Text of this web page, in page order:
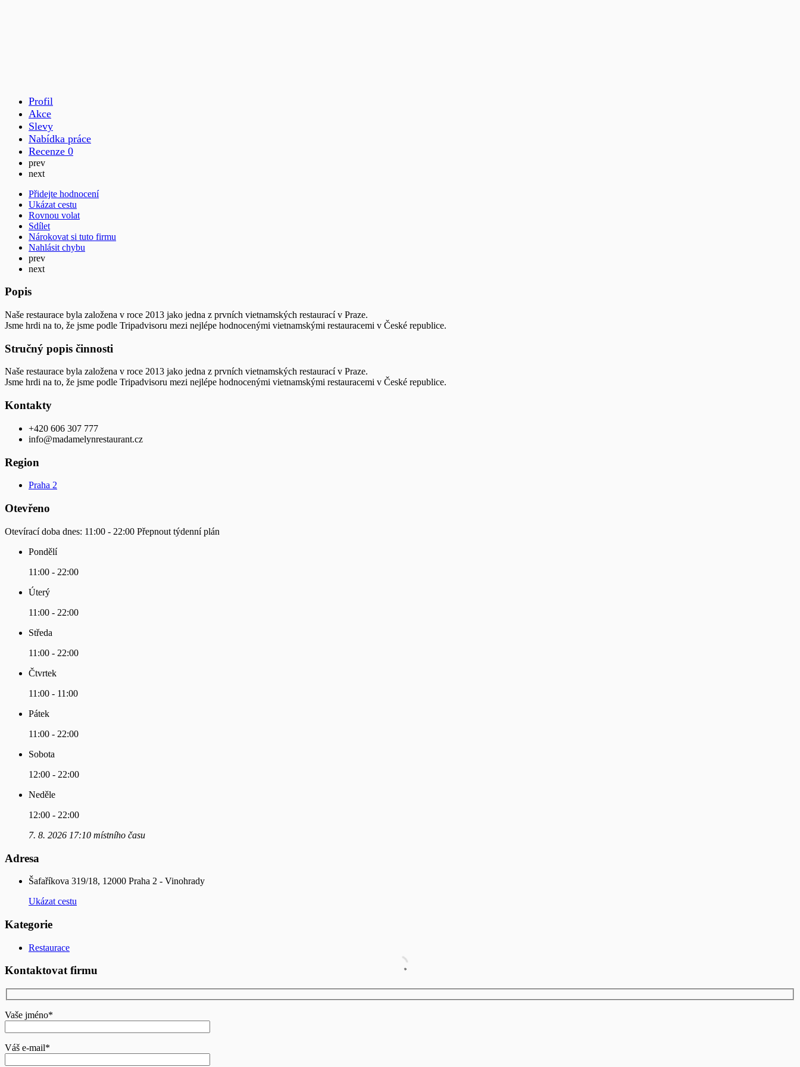
Profil
Akce
Slevy
Nabídka práce
Recenze 0
prev
next
Přidejte hodnocení
Ukázat cestu
Rovnou volat
Sdílet
Nárokovat si tuto firmu
Nahlásit chybu
prev
next
Popis
Naše restaurace byla založena v roce 2013 jako jedna z prvních vietnamských restaurací v Praze.
Jsme hrdi na to, že jsme podle Tripadvisoru mezi nejlépe hodnocenými vietnamskými restauracemi v České republice.
Stručný popis činnosti
Naše restaurace byla založena v roce 2013 jako jedna z prvních vietnamských restaurací v Praze.
Jsme hrdi na to, že jsme podle Tripadvisoru mezi nejlépe hodnocenými vietnamskými restauracemi v České republice.
Kontakty
+420 606 307 777
info@madamelynrestaurant.cz
Region
Praha 2
Otevřeno
Otevírací doba dnes: 11:00 - 22:00 Přepnout týdenní plán
Pondělí
11:00 - 22:00
Úterý
11:00 - 22:00
Středa
11:00 - 22:00
Čtvrtek
11:00 - 11:00
Pátek
11:00 - 22:00
Sobota
12:00 - 22:00
Neděle
12:00 - 22:00
7. 8. 2026 17:10 místního času
Adresa
Šafaříkova 319/18, 12000 Praha 2 - Vinohrady
Ukázat cestu
Kategorie
Restaurace
Kontaktovat firmu
Vaše jméno*
Váš e-mail*